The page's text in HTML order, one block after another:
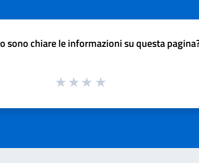
sono chiare le informazioni su questa